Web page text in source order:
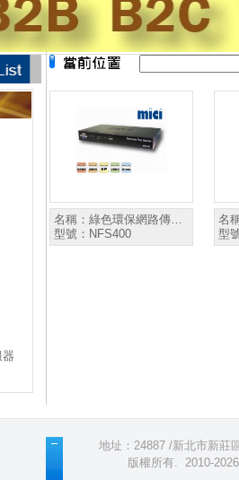
名稱： 綠色環保網路傳…
型號： NFS400
名
型
地址：24887 /新北市新
版權所有. 2010-